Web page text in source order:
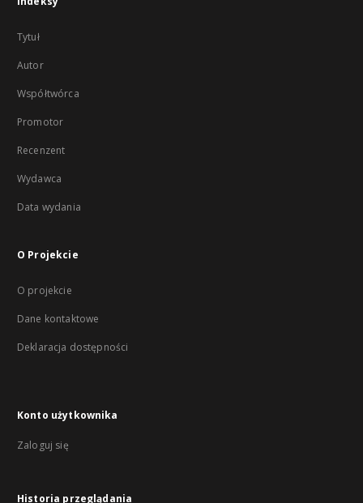
Tytuł
Autor
Współtwórca
Promotor
Recenzent
Wydawca
Data wydania
O Projekcie
O projekcie
Dane kontaktowe
Deklaracja dostępności
Konto użytkownika
Zaloguj się
Historia przeglądania